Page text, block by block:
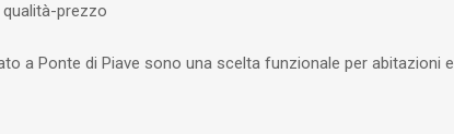
prezzo
a Ponte di Piave sono una scelta funzionale per abitazioni e